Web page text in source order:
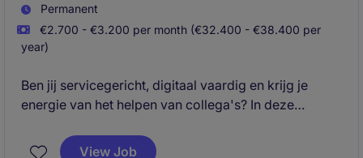
Permanent
€2.700 - €3.200 per month (€32.400 - €38.400 per
year)
Ben jij servicegericht, digitaal vaardig en krijg je
energie van het helpen van collega's? In deze
systeemondersteuning en onboarding binnen een
View Job